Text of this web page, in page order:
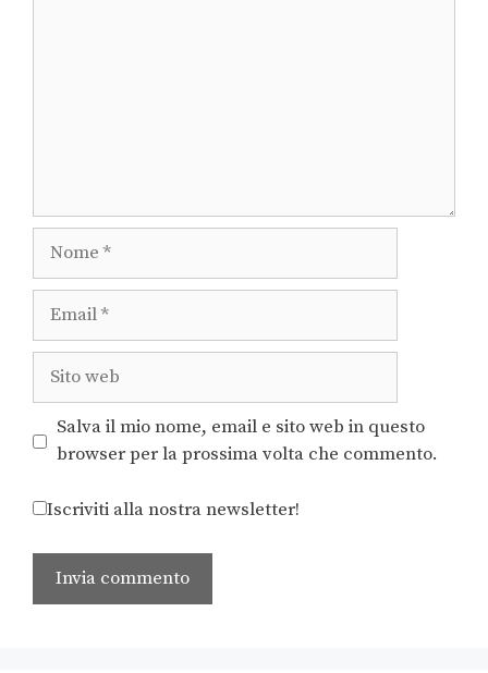
Salva il mio nome, email e sito web in questo
browser per la prossima volta che commento.
Iscriviti alla nostra newsletter!